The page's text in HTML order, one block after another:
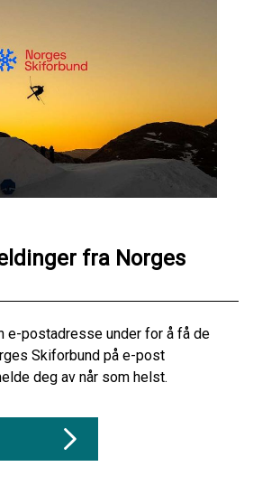
fra Norges
e-postadresse under for å få de
Skiforbund på e-post
deg av når som helst.